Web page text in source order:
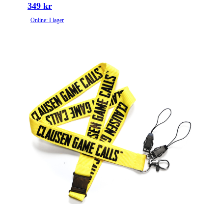
349 kr
Online: I lager